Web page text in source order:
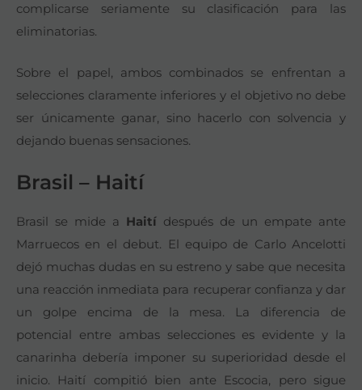
complicarse seriamente su clasificación para las
eliminatorias.
Sobre el papel, ambos combinados se enfrentan a
selecciones claramente inferiores y el objetivo no debe
ser únicamente ganar, sino hacerlo con solvencia y
dejando buenas sensaciones.
Brasil – Haití
Brasil se mide a Haití después de un empate ante
Marruecos en el debut. El equipo de Carlo Ancelotti
dejó muchas dudas en su estreno y sabe que necesita
una reacción inmediata para recuperar confianza y dar
un golpe encima de la mesa. La diferencia de
potencial entre ambas selecciones es evidente y la
canarinha debería imponer su superioridad desde el
inicio. Haití compitió bien ante Escocia, pero sigue